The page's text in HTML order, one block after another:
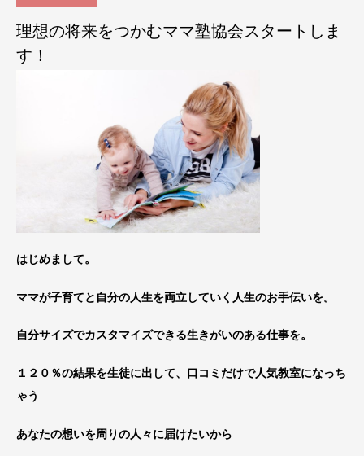
理想の将来をつかむママ塾協会スタートしま
す！
はじめまして。
ママが子育てと自分の人生を両立していく人生のお手伝いを。
自分サイズでカスタマイズできる生きがいのある仕事を。
１２０％の結果を生徒に出して、口コミだけで人気教室になっち
ゃう
あなたの想いを周りの人々に届けたいから